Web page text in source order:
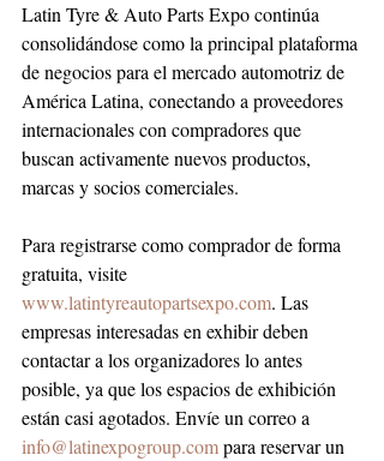
Latin Tyre & Auto Parts Expo continúa
consolidándose como la principal plataforma
de negocios para el mercado automotriz de
América Latina, conectando a proveedores
internacionales con compradores que
buscan activamente nuevos productos,
marcas y socios comerciales.
Para registrarse como comprador de forma
gratuita, visite
www.latintyreautopartsexpo.com. Las
empresas interesadas en exhibir deben
contactar a los organizadores lo antes
posible, ya que los espacios de exhibición
están casi agotados. Envíe un correo a
info@latinexpogroup.com para reservar un